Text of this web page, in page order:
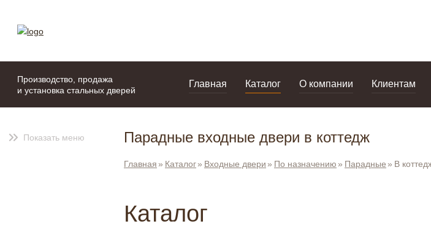
Производство, продажа
и установка стальных дверей
Главная Каталог О компании Клиентам
Показать меню Парадные входные двери в коттедж
Главная Каталог Входные двери По назначению Парадные В
Каталог